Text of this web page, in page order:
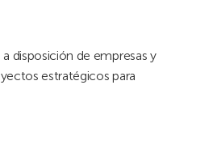
disposición de empresas y
estratégicos para